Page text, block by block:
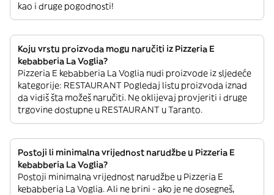
kao i druge pogodnosti!
Koju vrstu proizvoda mogu naručiti iz Pizzeria E
kebabberia La Voglia?
Pizzeria E kebabberia La Voglia nudi proizvode iz sljedeće
kategorije: RESTAURANT Pogledaj listu proizvoda iznad
da vidiš šta možeš naručiti. Ne oklijevaj provjeriti i druge
trgovine dostupne u RESTAURANT u Taranto.
Postoji li minimalna vrijednost narudžbe u Pizzeria E
kebabberia La Voglia?
Postoji minimalna vrijednost narudžbe u Pizzeria E
kebabberia La Voglia. Ali ne brini - ako je ne dosegneš,